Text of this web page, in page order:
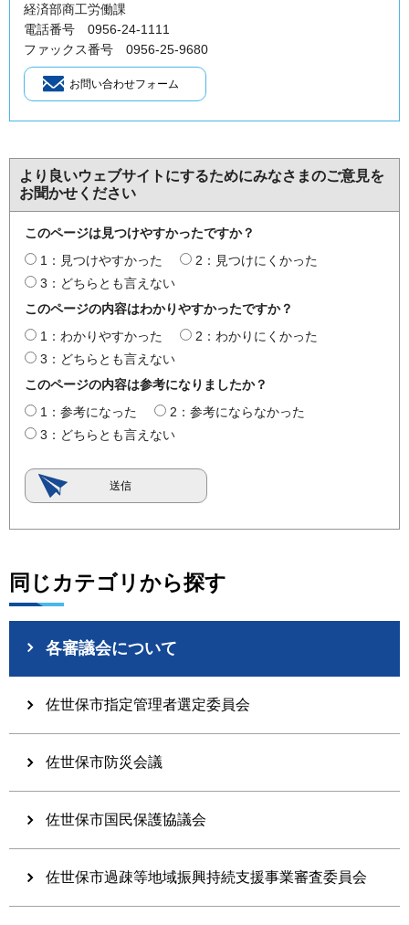
経済部商工労働課
電話番号 0956-24-1111
ファックス番号 0956-25-9680
より良いウェブサイトにするためにみなさまのご意見を
お聞かせください
このページは見つけやすかったですか？
1：見つけやすかった
2：見つけにくかった
3：どちらとも言えない
このページの内容はわかりやすかったですか？
1：わかりやすかった
2：わかりにくかった
3：どちらとも言えない
このページの内容は参考になりましたか？
1：参考になった
2：参考にならなかった
3：どちらとも言えない
同じカテゴリから探す
各審議会について
佐世保市指定管理者選定委員会
佐世保市防災会議
佐世保市国民保護協議会
佐世保市過疎等地域振興持続支援事業審査委員会